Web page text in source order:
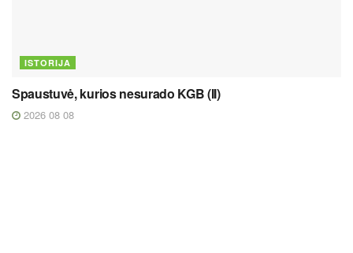
ISTORIJA
Spaustuvė, kurios nesurado KGB (II)
2026 08 08